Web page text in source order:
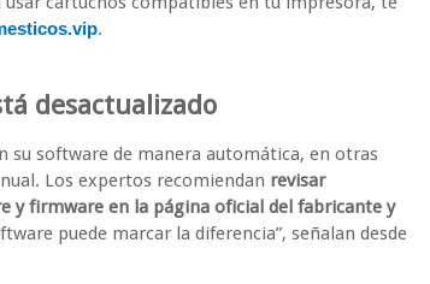
.
desactualizado
su software de manera automática, en otras
Los expertos recomiendan revisar
y firmware en la página oficial del fabricante y
puede marcar la diferencia”, señalan desde